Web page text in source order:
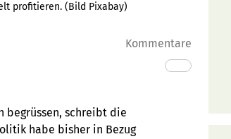
profitieren. (Bild Pixabay)
Kommentare
begrüssen, schreibt die
habe bisher in Bezug